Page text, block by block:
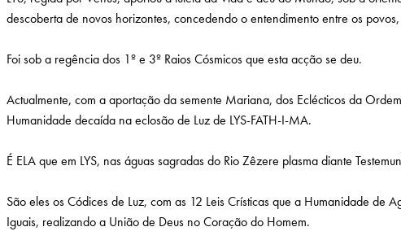
descoberta de novos horizontes, concedendo o entendimento entre os
Foi sob a regência dos 1º e 3º Raios Cósmicos que esta acção se deu.
Actualmente, com a aportação da semente Mariana, dos Eclécticos da
Humanidade decaída na eclosão de Luz de LYS-FATH-I-MA.
É ELA que em LYS, nas águas sagradas do Rio Zêzere plasma diante
São eles os Códices de Luz, com as 12 Leis Crísticas que a Humanidade
Iguais, realizando a União de Deus no Coração do Homem.